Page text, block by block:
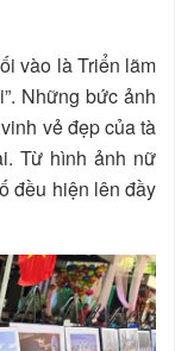
vào là Triển lãm
Những bức ảnh
vẻ đẹp của tà
Từ hình ảnh nữ
đều hiện lên đầy